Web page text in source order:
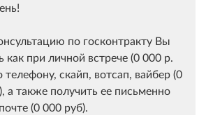
по госконтракту Вы
как при личной встрече (0 000 р.
телефону, скайп, вотсап, вайбер (0
а также получить ее письменно
(0 000 руб).